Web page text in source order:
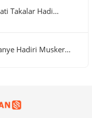
Takalar Hadi…
Hadiri Musker…